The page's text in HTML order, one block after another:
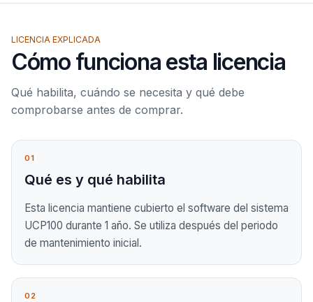
LICENCIA EXPLICADA
Cómo funciona esta licencia
Qué habilita, cuándo se necesita y qué debe
comprobarse antes de comprar.
01
Qué es y qué habilita
Esta licencia mantiene cubierto el software del sistema
UCP100 durante 1 año. Se utiliza después del periodo
de mantenimiento inicial.
02